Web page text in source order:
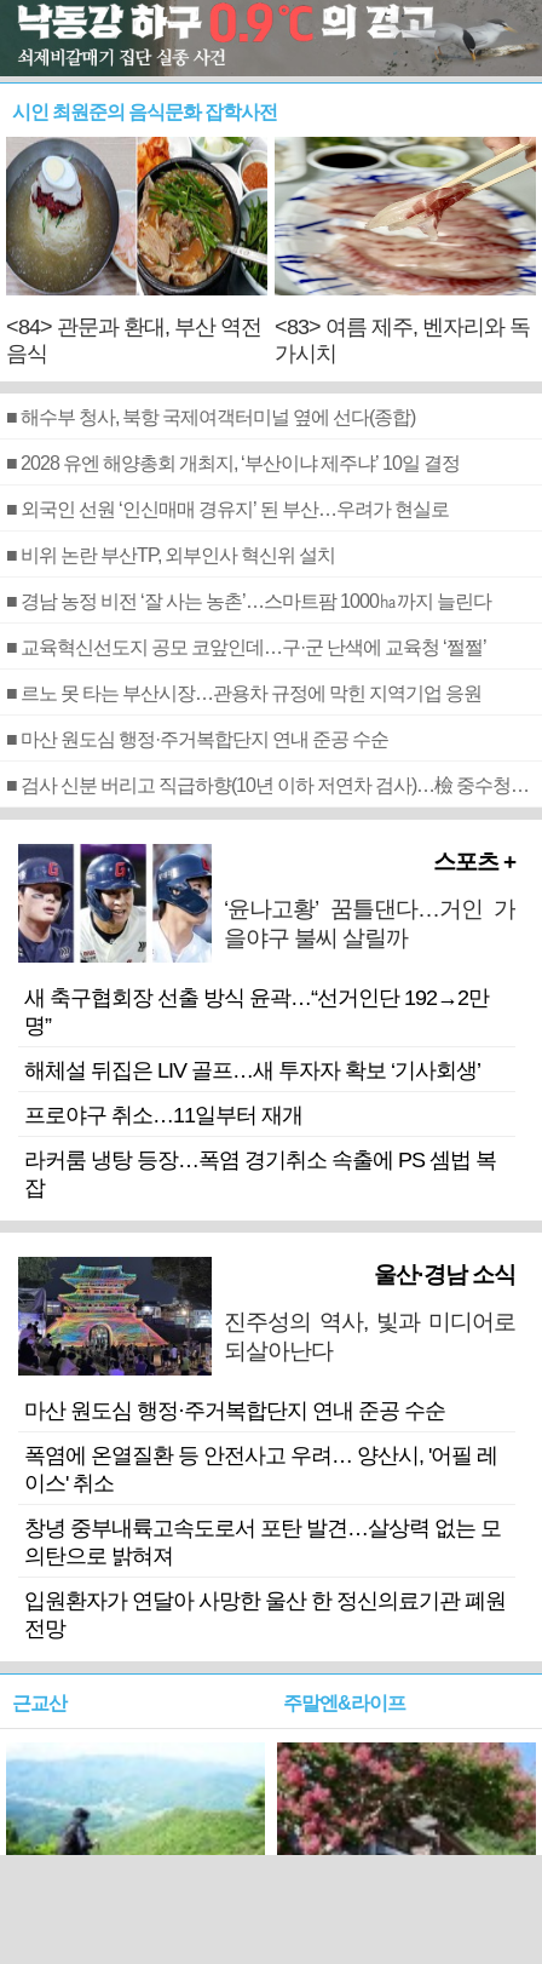
시인 최원준의 음식문화 잡학사전
<84> 관문과 환대, 부산 역전
음식
<83> 여름 제주, 벤자리와 독
가시치
■ 해수부 청사, 북항 국제여객터미널 옆에 선다(종합)
■ 2028 유엔 해양총회 개최지, ‘부산이냐 제주냐’ 10일 결정
■ 외국인 선원 ‘인신매매 경유지’ 된 부산…우려가 현실로
■ 비위 논란 부산TP, 외부인사 혁신위 설치
■ 경남 농정 비전 ‘잘 사는 농촌’…스마트팜 1000㏊까지 늘린다
■ 교육혁신선도지 공모 코앞인데…구·군 난색에 교육청 ‘쩔쩔’
■ 르노 못 타는 부산시장…관용차 규정에 막힌 지역기업 응원
■ 마산 원도심 행정·주거복합단지 연내 준공 수순
■ 검사 신분 버리고 직급하향(10년 이하 저연차 검사)…檢 중수청행 기피
스포츠 +
‘윤나고황’ 꿈틀댄다…거인 가
을야구 불씨 살릴까
새 축구협회장 선출 방식 윤곽…“선거인단 192→2만
명”
해체설 뒤집은 LIV 골프…새 투자자 확보 ‘기사회생’
프로야구 취소…11일부터 재개
라커룸 냉탕 등장…폭염 경기취소 속출에 PS 셈법 복
잡
울산·경남 소식
진주성의 역사, 빛과 미디어로
되살아난다
마산 원도심 행정·주거복합단지 연내 준공 수순
폭염에 온열질환 등 안전사고 우려… 양산시, '어필 레
이스' 취소
창녕 중부내륙고속도로서 포탄 발견…살상력 없는 모
의탄으로 밝혀져
입원환자가 연달아 사망한 울산 한 정신의료기관 폐원
전망
근교산 주말엔&라이프